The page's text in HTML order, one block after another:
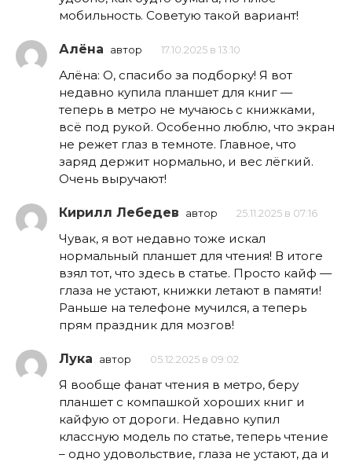
мобильность. Советую такой вариант!
Алёна автор 17.10.2025 в 13:10
Алёна: О, спасибо за подборку! Я вот
недавно купила планшет для книг —
теперь в метро не мучаюсь с книжками,
всё под рукой. Особенно люблю, что экран
не режет глаз в темноте. Главное, что
заряд держит нормально, и вес лёгкий.
Очень выручают!
Кирилл Лебедев автор 25.11.2025 в 07:16
Чувак, я вот недавно тоже искал
нормальный планшет для чтения! В итоге
взял тот, что здесь в статье. Просто кайф —
глаза не устают, книжки летают в памяти!
Раньше на телефоне мучился, а теперь
прям праздник для мозгов!
Лука автор 05.12.2025 в 09:02
Я вообще фанат чтения в метро, беру
планшет с компашкой хороших книг и
кайфую от дороги. Недавно купил
классную модель по статье, теперь чтение
– одно удовольствие, глаза не устают, да и